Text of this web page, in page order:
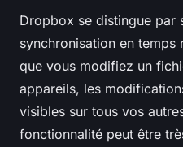
Dropbox se distingue par
synchronisation en temps
que vous modifiez un
appareils, les
visibles sur tous vos
fonctionnalité peut être